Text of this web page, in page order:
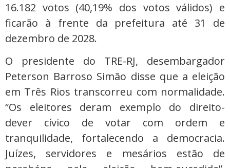
16.182 votos (40,19% dos votos válidos) e
ficarão à frente da prefeitura até 31 de
dezembro de 2028.
O presidente do TRE-RJ, desembargador
Peterson Barroso Simão disse que a eleição
em Três Rios transcorreu com normalidade.
“Os eleitores deram exemplo do direito-
dever cívico de votar com ordem e
tranquilidade, fortalecendo a democracia.
Juízes, servidores e mesários estão de